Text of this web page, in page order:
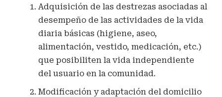
Adquisición de las destrezas asociadas al
desempeño de las actividades de la vida
diaria básicas (higiene, aseo,
alimentación, vestido, medicación, etc.)
que posibiliten la vida independiente
del usuario en la comunidad.
Modificación y adaptación del domicilio